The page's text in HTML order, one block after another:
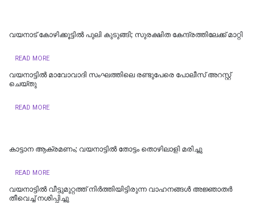
വയനാട് കോഴിക്കൂട്ടില്‍ പുലി കുടുങ്ങി; സുരക്ഷിത കേന്ദ്രത്തിലേക്ക് മാറ്റി
READ MORE
വയനാട്ടില്‍ മാവോവാദി സംഘത്തിലെ രണ്ടുപേരെ പോലീസ് അറസ്റ്റ്
ചെ‌യ്തു
READ MORE
കാട്ടാന ആക്രമണം; വയനാട്ടിൽ തോട്ടം തൊഴിലാളി മരിച്ചു
READ MORE
വയനാട്ടില്‍ വീട്ടുമുറ്റത്ത് നിർത്തിയിട്ടിരുന്ന വാ​ഹനങ്ങൾ അജ്ഞാതർ
തീവെച്ച് നശിപ്പിച്ചു